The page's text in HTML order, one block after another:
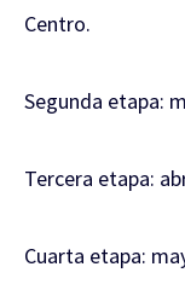
Centro.
Segunda etapa:
Tercera etapa:
Cuarta etapa: